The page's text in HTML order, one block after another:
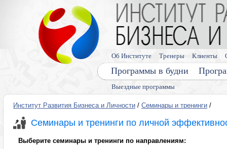
Выездные программы
Программы в будни
Об Институте Тренеры Клиенты
Институт Развития Бизнеса и Личности / Семинары и тренинги /
Семинары и тренинги по личной
Выберите семинары и тренинги по направлениям: